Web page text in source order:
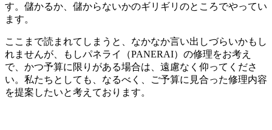
す。儲かるか、儲からないかのギリギリのところでやってい
ます。
ここまで読まれてしまうと、なかなか言い出しづらいかもし
れませんが、もしパネライ（PANERAI）の修理をお考え
で、かつ予算に限りがある場合は、遠慮なく仰ってくださ
い。私たちとしても、なるべく、ご予算に見合った修理内容
を提案したいと考えております。